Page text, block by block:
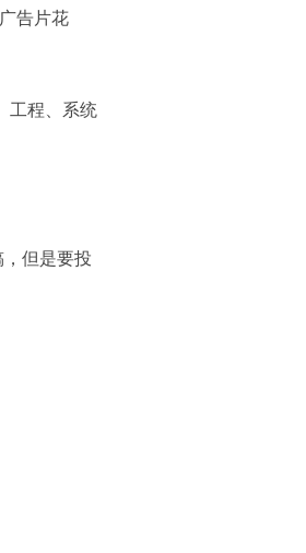
告片花
工程、系统
但是要投